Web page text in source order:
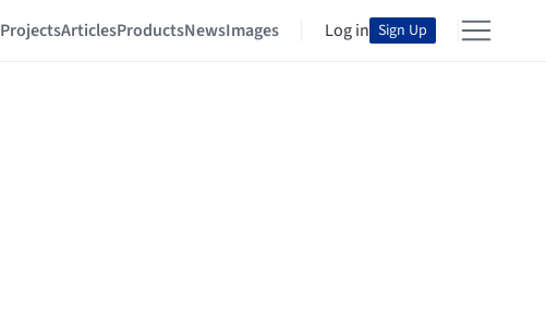
ProjectsArticlesProductsNewsImages Log in Sign Up